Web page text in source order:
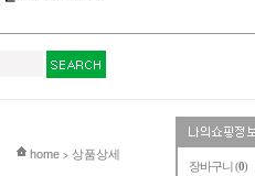
장바구니 (0)
현재 위치
home > 상품상세